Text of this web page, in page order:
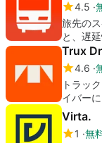
4.5
旅先の
と、遅
Trux
4.6
トラッ
イバー
Virta.
1 無